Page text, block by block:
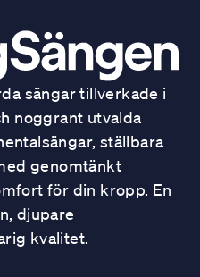
sängar tillverkade i
noggrant utvalda
ställbara
genomtänkt
för din kropp. En
djupare
kvalitet.